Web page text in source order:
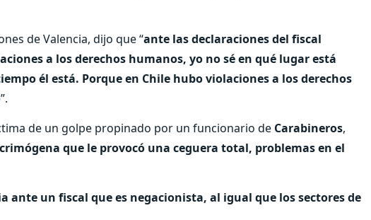
de Valencia, dijo que “ante las declaraciones del fiscal
a los derechos humanos, yo no sé en qué lugar está
él está. Porque en Chile hubo violaciones a los derechos
”.
de un golpe propinado por un funcionario de Carabineros,
que le provocó una ceguera total, problemas en el
ante un fiscal que es negacionista, al igual que los sectores de